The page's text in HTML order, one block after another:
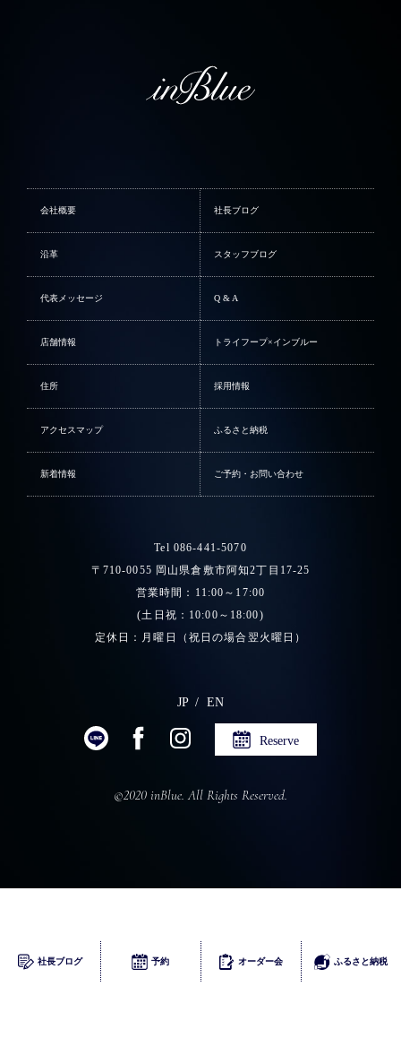
会社概要 社長ブログ
沿革 スタッフブログ
代表メッセージ Q & A
店舗情報 トライフープ×インブルー
住所 採用情報
アクセスマップ ふるさと納税
新着情報 ご予約・お問い合わせ
Tel 086-441-5070
〒710-0055 岡山県倉敷市阿知2丁目17-25
営業時間：11:00～17:00
(土日祝：10:00～18:00)
定休日：月曜日（祝日の場合翌火曜日）
JP EN
Reserve
©2020 inBlue. All Rights Reserved.
ふるさとチョイス
社長ブログ 予約 オーダー会 ふるさと納税